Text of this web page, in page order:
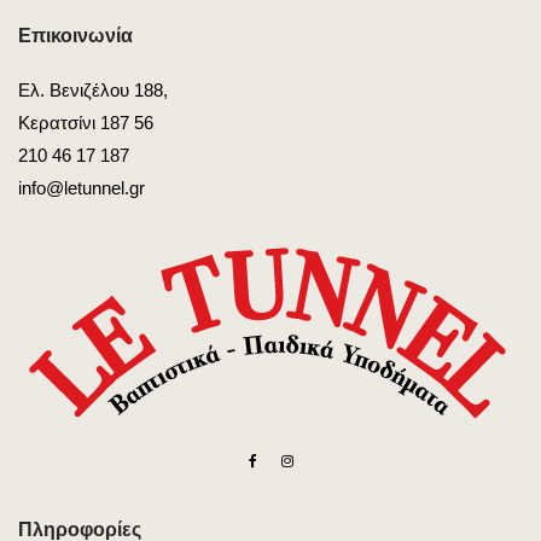
Επικοινωνία
Ελ. Βενιζέλου 188,
Κερατσίνι 187 56
210 46 17 187
info@letunnel.gr
Πληροφορίες